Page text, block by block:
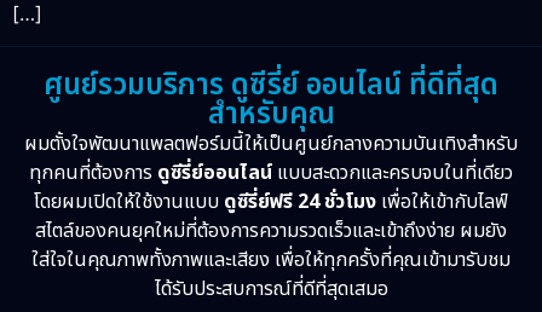
[…]
ศูนย์รวมบริการ ดูซีรี่ย์ ออนไลน์ ที่ดีที่สุด
สำหรับคุณ
ผมตั้งใจพัฒนาแพลตฟอร์มนี้ให้เป็นศูนย์กลางความบันเทิงสำหรับ
ทุกคนที่ต้องการ ดูซีรี่ย์ออนไลน์ แบบสะดวกและครบจบในที่เดียว
โดยผมเปิดให้ใช้งานแบบ ดูซีรี่ย์ฟรี 24 ชั่วโมง เพื่อให้เข้ากับไลฟ์
สไตล์ของคนยุคใหม่ที่ต้องการความรวดเร็วและเข้าถึงง่าย ผมยัง
ใส่ใจในคุณภาพทั้งภาพและเสียง เพื่อให้ทุกครั้งที่คุณเข้ามารับชม
ได้รับประสบการณ์ที่ดีที่สุดเสมอ